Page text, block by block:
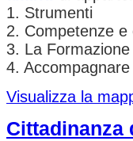
1. Strumenti
2. Competenze e
3. La Formazione
4.
Visualizza la
Cittadinanza